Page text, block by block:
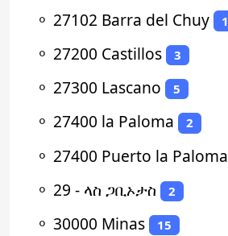
⚬ 27102 Barra del Chuy 1
⚬ 27200 Castillos 3
⚬ 27300 Lascano 5
⚬ 27400 la Paloma 2
⚬ 27400 Puerto la Paloma
⚬ 29 - ላስ ጋቢኦታስ 2
⚬ 30000 Minas 15